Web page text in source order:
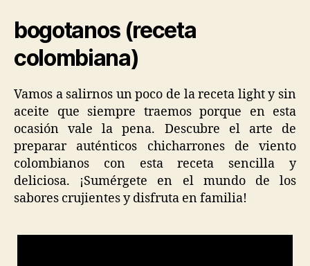
bogotanos (receta
colombiana)
Vamos a salirnos un poco de la receta light y sin
aceite que siempre traemos porque en esta
ocasión vale la pena. Descubre el arte de
preparar auténticos chicharrones de viento
colombianos con esta receta sencilla y
deliciosa. ¡Sumérgete en el mundo de los
sabores crujientes y disfruta en familia!